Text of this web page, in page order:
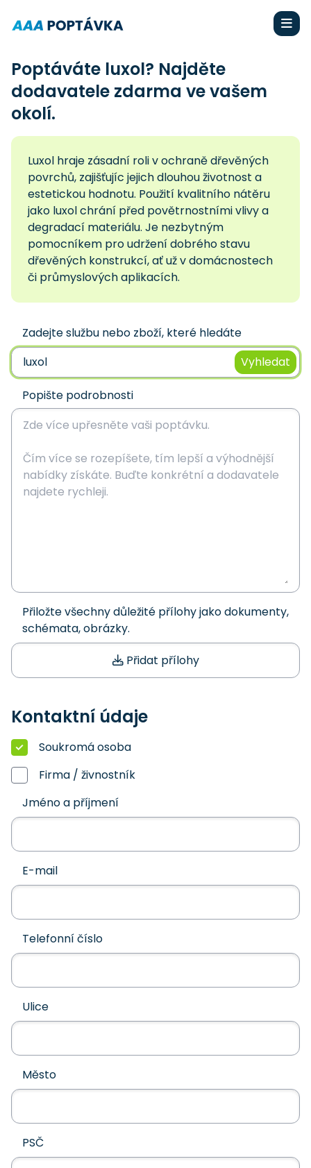
Poptáváte luxol? Najděte
dodavatele zdarma ve vašem
okolí.
Luxol hraje zásadní roli v ochraně dřevěných
povrchů, zajišťujíc jejich dlouhou životnost a
estetickou hodnotu. Použití kvalitního nátěru
jako luxol chrání před povětrnostními vlivy a
degradací materiálu. Je nezbytným
pomocníkem pro udržení dobrého stavu
dřevěných konstrukcí, ať už v domácnostech
či průmyslových aplikacích.
Zadejte službu nebo zboží, které hledáte
Vyhledat
Popište podrobnosti
Přiložte všechny důležité přílohy jako dokumenty,
schémata, obrázky.
Přidat přílohy
Kontaktní údaje
Soukromá osoba
Firma / živnostník
Jméno a příjmení
E-mail
Telefonní číslo
Ulice
Město
PSČ